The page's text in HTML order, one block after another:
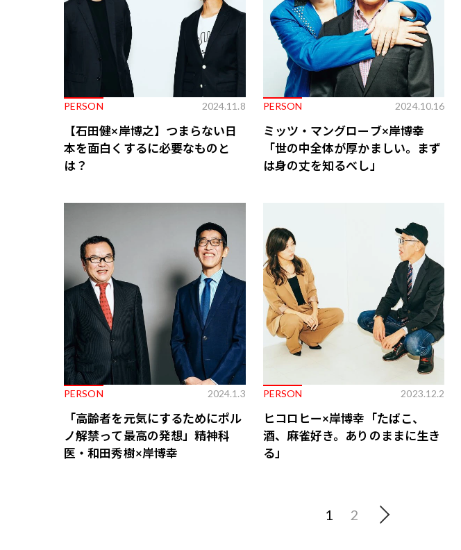
PERSON 2024.11.8
【石田健×岸博之】つまらない日
本を面白くするに必要なものと
は？
PERSON 2024.10.16
ミッツ・マングローブ×岸博幸
「世の中全体が厚かましい。まず
は身の丈を知るべし」
PERSON 2024.1.3
「高齢者を元気にするためにポル
ノ解禁って最高の発想」精神科
医・和田秀樹×岸博幸
PERSON 2023.12.2
ヒコロヒー×岸博幸「たばこ、
酒、麻雀好き。ありのままに生き
る」
1 2